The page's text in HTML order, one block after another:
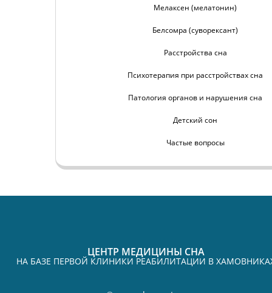
Мелаксен (мелатонин)
Белсомра (суворексант)
Расстройства сна
Психотерапия при расстройствах сна
Патология органов и нарушения сна
Детский сон
Частые вопросы
ЦЕНТР МЕДИЦИНЫ СНА
НА БАЗЕ ПЕРВОЙ КЛИНИКИ РЕАБИЛИТАЦИИ В